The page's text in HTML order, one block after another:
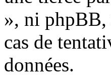
», ni phpBB,
cas de
données.